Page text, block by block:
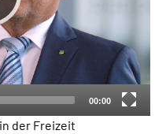
der Freizeit
00:00